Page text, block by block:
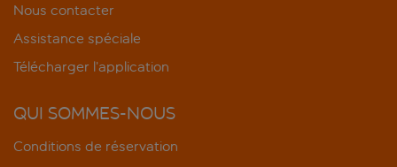
Nous contacter
Assistance spéciale
Télécharger l’application
QUI SOMMES-NOUS
Conditions de réservation